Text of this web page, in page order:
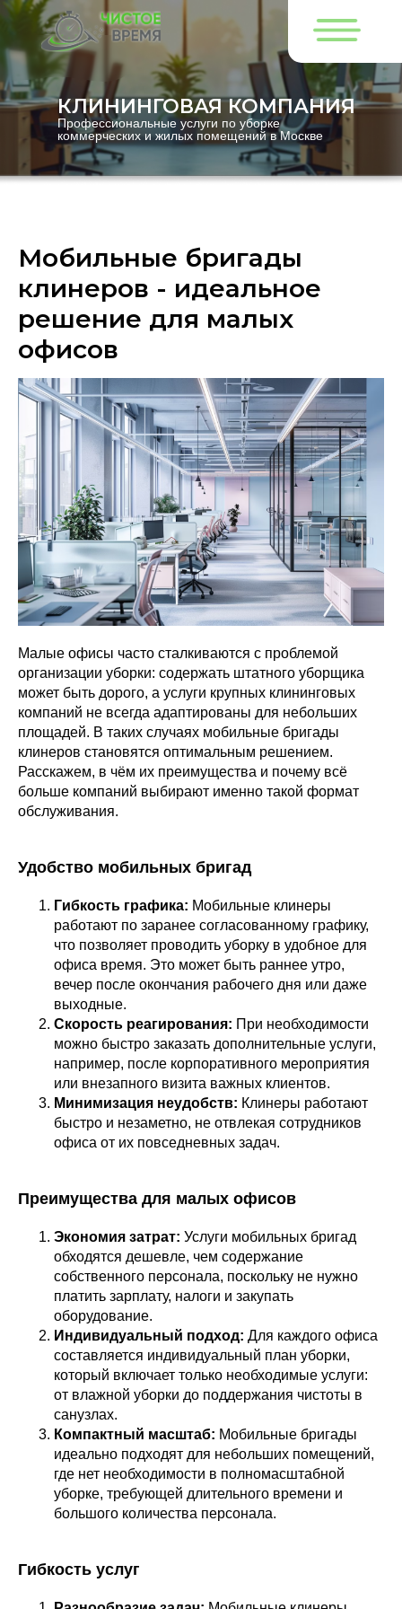
Профессиональные услуги по уборке
коммерческих и жилых помещений в Москве
КЛИНИНГОВАЯ КОМПАНИЯ
Мобильные бригады
клинеров - идеальное
решение для малых
офисов
Малые офисы часто сталкиваются с проблемой
организации уборки: содержать штатного уборщика
может быть дорого, а услуги крупных клининговых
компаний не всегда адаптированы для небольших
площадей. В таких случаях мобильные бригады
клинеров становятся оптимальным решением.
Расскажем, в чём их преимущества и почему всё
больше компаний выбирают именно такой формат
обслуживания.
Удобство мобильных бригад
Гибкость графика: Мобильные клинеры
работают по заранее согласованному графику,
что позволяет проводить уборку в удобное для
офиса время. Это может быть раннее утро,
вечер после окончания рабочего дня или даже
выходные.
Скорость реагирования: При необходимости
можно быстро заказать дополнительные услуги,
например, после корпоративного мероприятия
или внезапного визита важных клиентов.
Минимизация неудобств: Клинеры работают
быстро и незаметно, не отвлекая сотрудников
офиса от их повседневных задач.
Преимущества для малых офисов
Экономия затрат: Услуги мобильных бригад
обходятся дешевле, чем содержание
собственного персонала, поскольку не нужно
платить зарплату, налоги и закупать
оборудование.
Индивидуальный подход: Для каждого офиса
составляется индивидуальный план уборки,
который включает только необходимые услуги:
от влажной уборки до поддержания чистоты в
санузлах.
Компактный масштаб: Мобильные бригады
идеально подходят для небольших помещений,
где нет необходимости в полномасштабной
уборке, требующей длительного времени и
большого количества персонала.
Гибкость услуг